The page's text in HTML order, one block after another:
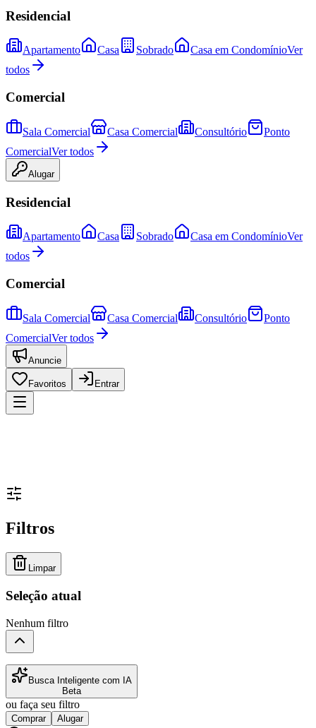
Residencial
Apartamento Casa Sobrado Casa em CondomínioVer
todos
Comercial
Sala Comercial Casa Comercial Consultório
Ponto
ComercialVer todos
Alugar
Residencial
Apartamento Casa Sobrado Casa em CondomínioVer
todos
Comercial
Sala Comercial Casa Comercial Consultório
Ponto
ComercialVer todos
Anuncie
Favoritos Entrar
Filtros
Limpar
Seleção atual
Nenhum filtro
Busca Inteligente com IA
Beta
ou faça seu filtro
Comprar Alugar